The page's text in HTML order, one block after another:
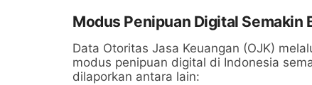
Modus Penipuan Digital Semakin
Data Otoritas Jasa Keuangan (OJK)
modus penipuan digital di Indonesia
dilaporkan antara lain: